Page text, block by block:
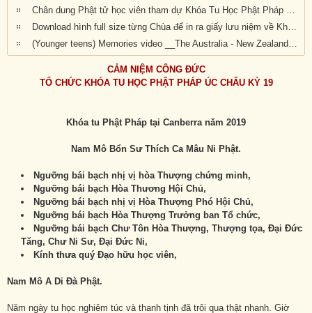
Chân dung Phật tử học viên tham dự Khóa Tu Học Phật Pháp Úc Châu kỳ 19 tại Canberra
Download hình full size từng Chùa để in ra giấy lưu niệm về Khóa Tu Học Phật Pháp Úc Châu Kỳ 20 (2019) tại Canberra, Úc Châu
(Younger teens) Memories video __The Australia - New Zealand 19th National Summer Retreat in Canberra (27-31 Dec 2019)
CẢM NIỆM CÔNG ĐỨC
TỔ CHỨC KHÓA TU HỌC PHẬT PHÁP ÚC CHÂU KỲ 19
Khóa tu Phật Pháp tại Canberra năm 2019
Nam Mô Bổn Sư Thích Ca Mâu Ni Phật.
Ngưỡng bái bạch nhị vị hòa Thượng chứng minh,
Ngưỡng bái bạch Hòa Thương Hội Chủ,
Ngưỡng bái bạch nhị vị Hòa Thượng Phó Hội Chủ,
Ngưỡng bái bạch Hòa Thượng Trưởng ban Tổ chức,
Ngưỡng bái bạch Chư Tôn Hòa Thượng, Thượng tọa, Đại Đức
Tăng, Chư Ni Sư, Đại Đức Ni,
Kính thưa quý Đạo hữu học viên,
Nam Mô A Di Đà Phật.
Năm ngày tu học nghiêm túc và thanh tịnh đã trôi qua thật nhanh. Giờ